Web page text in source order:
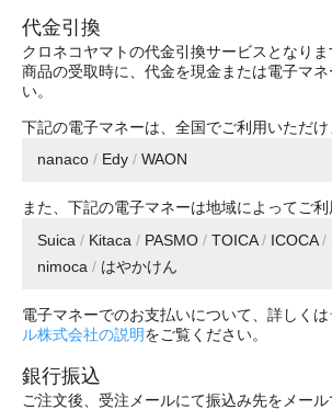
代金引換
クロネコヤマトの代金引換サービスとなりま
商品の受取時に、代金を現金または電子マ
い。
下記の電子マネーは、全国でご利用いただけ
nanaco/ Edy/ WAON
また、下記の電子マネーは地域によってご利
Suica / Kitaca / PASMO/ TOICA/ ICOCA/
nimoca / はやかけん
電子マネーでのお支払いについて、詳しくは
ル株式会社の説明 をご覧ください。
銀行振込
ご注文後、受注メールにて振込み先をメー